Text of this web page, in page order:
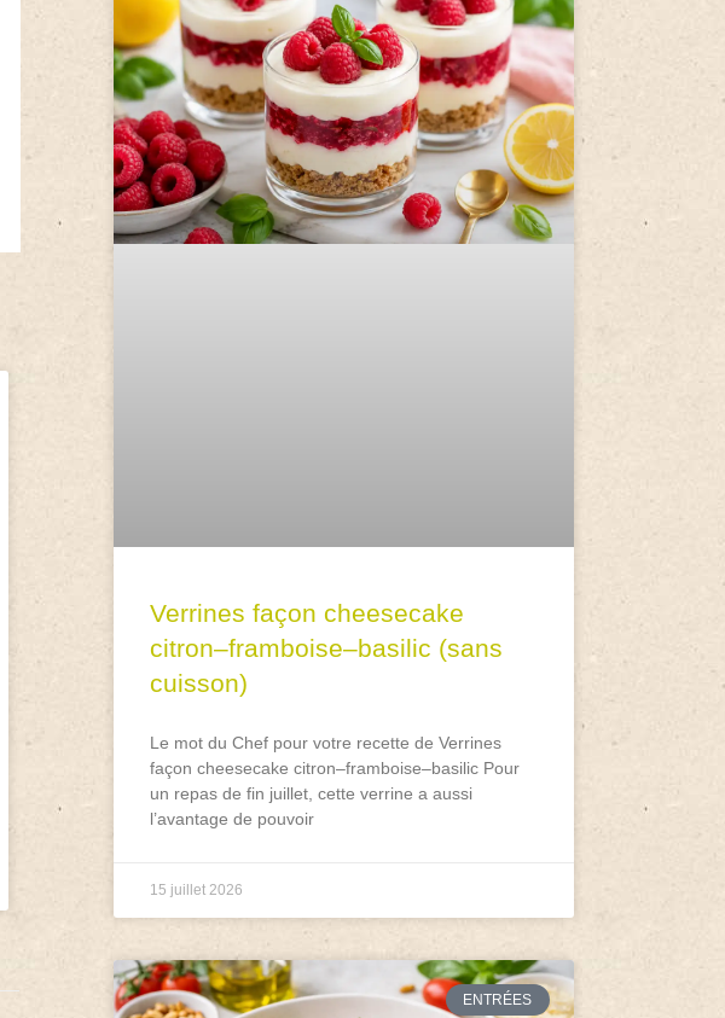
Verrines façon cheesecake
citron–framboise–basilic (sans
cuisson)
Le mot du Chef pour votre recette de Verrines
façon cheesecake citron–framboise–basilic Pour
un repas de fin juillet, cette verrine a aussi
l’avantage de pouvoir
15 juillet 2026
ENTRÉES